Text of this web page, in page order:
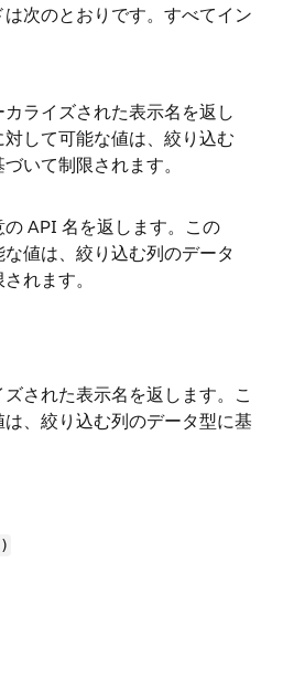
次のとおりです。すべてイン
ライズされた表示名を返し
対して可能な値は、絞り込む
いて制限されます。
API 名を返します。この
値は、絞り込む列のデータ
れます。
された表示名を返します。こ
、絞り込む列のデータ型に基